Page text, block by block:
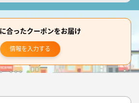
合ったクーポンをお届け
情報を入力する